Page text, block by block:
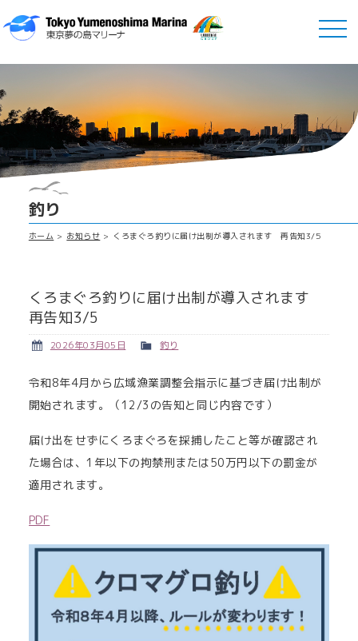
釣り
ホーム お知らせ くろまぐろ釣りに届け出制が導入されます 再告知3/5
くろまぐろ釣りに届け出制が導入されます
再告知3/5
2026年03月05日 釣り
令和8年4月から広域漁業調整会指示に基づき届け出制が
開始されます。（12/3の告知と同じ内容です）
届け出をせずにくろまぐろを採捕したこと等が確認され
た場合は、1年以下の拘禁刑または50万円以下の罰金が
適用されます。
PDF